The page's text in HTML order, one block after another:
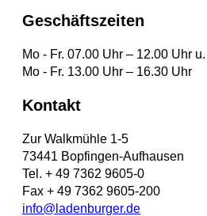
Geschäftszeiten
Mo - Fr. 07.00 Uhr – 12.00 Uhr u.
Mo - Fr. 13.00 Uhr – 16.30 Uhr
Kontakt
Zur Walkmühle 1-5
73441 Bopfingen-Aufhausen
Tel. + 49 7362 9605-0
Fax + 49 7362 9605-200
info@ladenburger.de